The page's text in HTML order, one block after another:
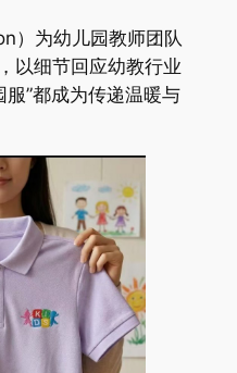
）为幼儿园教师团队
以细节回应幼教行业
服”都成为传递温暖与